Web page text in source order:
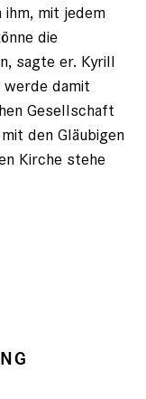
mit jedem
die
sagte er. Kyrill
damit
Gesellschaft
den Gläubigen
Kirche stehe